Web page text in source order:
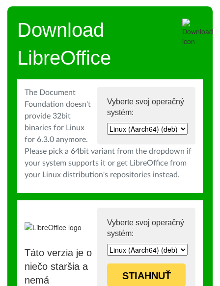
Download
LibreOffice
Vyberte svoj operačný
systém:
The Document
Foundation doesn't
provide 32bit
binaries for Linux
for 6.3.0 anymore.
Please pick a 64bit variant from the dropdown if
your system supports it or get LibreOffice from
your Linux distribution's repositories instead.
Vyberte svoj operačný
systém:
STIAHNUŤ
Táto verzia je o
niečo staršia a
nemá